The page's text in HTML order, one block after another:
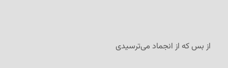
از بس که از انجماد می‌ترسیدی